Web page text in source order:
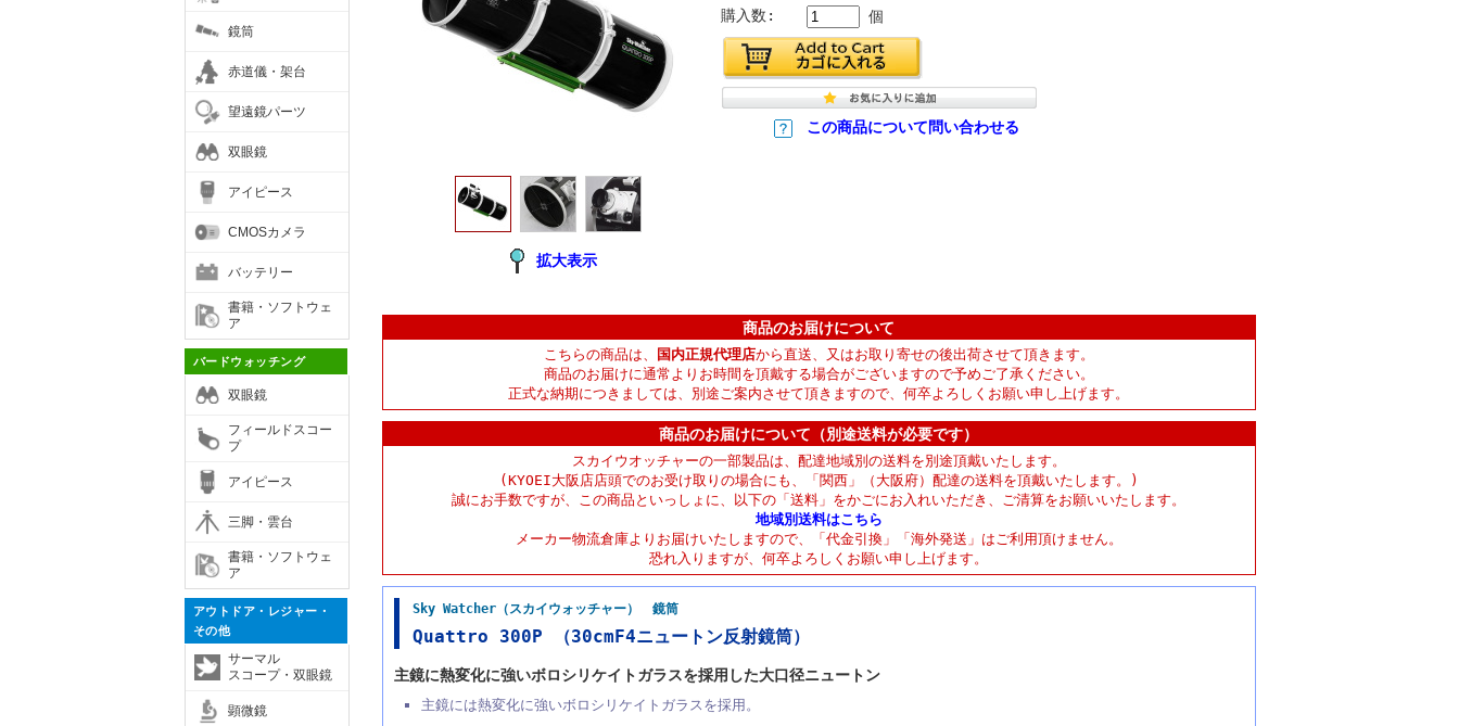
鏡筒
赤道儀・架台
望遠鏡パーツ
双眼鏡
アイピース
CMOSカメラ
バッテリー
書籍・ソフトウェ
ア
バードウォッチング
双眼鏡
フィールドスコー
プ
アイピース
三脚・雲台
書籍・ソフトウェ
ア
アウトドア・レジャー・
その他
サーマル
スコープ・双眼鏡
顕微鏡
拡大表示
購入数: 個
この商品について問い合わせる
商品のお届けについて
こちらの商品は、 国内正規代理店から直送、又はお取り寄せの後出荷させて頂きます。
商品のお届けに通常よりお時間を頂戴する場合がございますので予めご了承ください。
正式な納期につきましては、別途ご案内させて頂きますので、何卒よろしくお願い申し上げます。
商品のお届けについて（別途送料が必要です）
スカイウオッチャーの一部製品は、配達地域別の送料を別途頂戴いたします。
(KYOEI大阪店店頭でのお受け取りの場合にも、「関西」（大阪府）配達の送料を頂戴いたします。)
誠にお手数ですが、この商品といっしょに、以下の「送料」をかごにお入れいただき、ご清算をお願いいたします。
地域別送料はこちら
メーカー物流倉庫よりお届けいたしますので、「代金引換」「海外発送」はご利用頂けません。
恐れ入りますが、何卒よろしくお願い申し上げます。
Sky Watcher（スカイウォッチャー） 鏡筒
Quattro 300P （30cmF4ニュートン反射鏡筒）
主鏡に熱変化に強いボロシリケイトガラスを採用した大口径ニュートン
主鏡には熱変化に強いボロシリケイトガラスを採用。